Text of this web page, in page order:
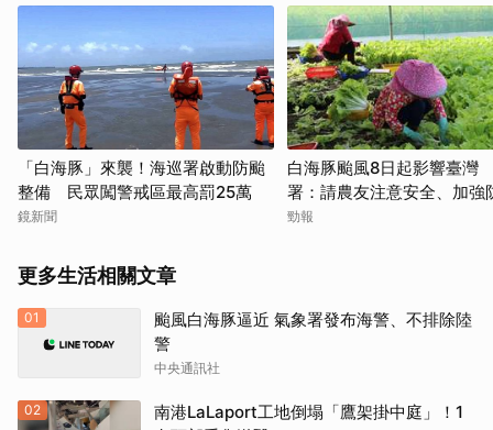
「白海豚」來襲！海巡署啟動防颱
整備 民眾闖警戒區最高罰25萬
鏡新聞
白海豚颱風8日起影響臺灣
署：請農友注意安全、加強
施
勁報
更多生活相關文章
01
颱風白海豚逼近 氣象署發布海警、不排除陸
警
中央通訊社
02
南港LaLaport工地倒塌「鷹架掛中庭」！1